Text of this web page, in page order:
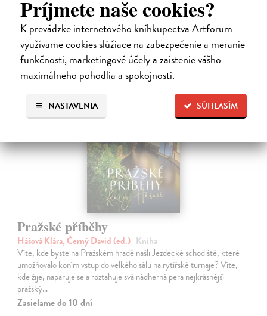
Príjmete naše cookies?
K prevádzke internetového kníhkupectva Artforum
využívame cookies slúžiace na zabezpečenie a meranie
funkčnosti, marketingové účely a zaistenie vášho
maximálneho pohodlia a spokojnosti.
SÚHLASÍM
NASTAVENIA
23,74 €
24,99 € ?
Pražské příběhy
Hášová Klára, Černý David (ed.)| Kniha
Víte, kde byste na Pražském hradě našli Jezdecké schodiště, které
umožňovalo koním vstup do velkého sálu na rytířské turnaje? Víte,
kde žije, naparuje se a roztahuje svá nádherná pera nejkrásnější
pražský…
Zasielame do 10 dní